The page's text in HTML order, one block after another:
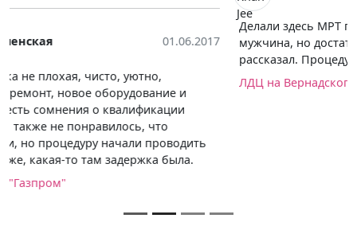
Делали здесь МРТ позвоночника, врач - молодой
мужчина, но достаточно грамотный, все подробно
рассказал. Процедура длилась где-то 20 минут.
ЛДЦ на Вернадского
Посомтреть все отзывы
Записаться на МРТ, а также узнать